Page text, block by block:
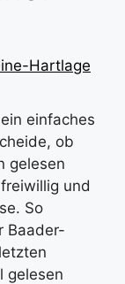
Hartlage
einfaches
ob
gelesen
und
So
Baader-
gelesen